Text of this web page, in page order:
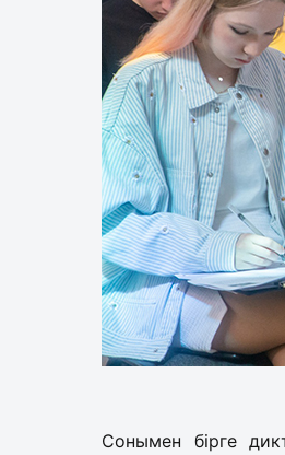
Сонымен бірге